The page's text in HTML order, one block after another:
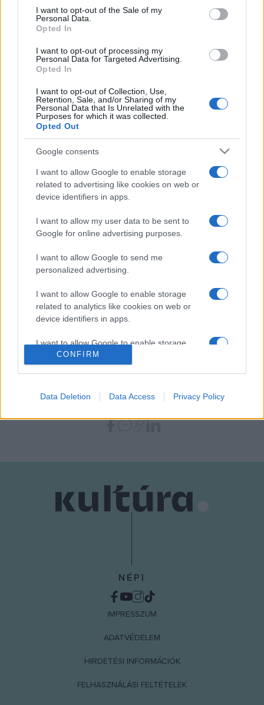
consent section.
I want to opt-out of the Sale of my
Personal Data.
Opted In
I want to opt-out of processing my
Personal Data for Targeted Advertising.
Opted In
I want to opt-out of Collection, Use,
Retention, Sale, and/or Sharing of my
Personal Data that Is Unrelated with the
Purposes for which it was collected.
Opted Out
Google consents
I want to allow Google to enable storage
related to advertising like cookies on web or
device identifiers in apps.
I want to allow my user data to be sent to
Google for online advertising purposes.
I want to allow Google to send me
personalized advertising.
I want to allow Google to enable storage
related to analytics like cookies on web or
device identifiers in apps.
I want to allow Google to enable storage
related to functionality of the website or app.
related to personalization.
I want to allow Google to enable storage
CONFIRM
Data Deletion Data Access Privacy Policy
A színes fametszet készítés legnagyobb mesterének
tartják, hírnevét igazán ez a műfaj teremtette meg. A 20.
több színes dúcot használ, ettől válik igazán ?domjánivá? az
alkotás. A grafikai dúcok mesteri faragása, a nyomatok
tisztasága, a motívumok sokat sejtető gazdagsága adja
Domján képeinek fő jellegzetességeit. Stílusára jellemző,
hogy bár soha nem tagadja meg a figuralitást, mégis egyéni
módon elvonatkoztat. Művei rendkívül dekoratívak, ízesek,
ugyanakkor gazdag tartalmat hordoznak.
Motívumaiban felfedezhetjük a természeti kincsek
gazdagságát, a népi faragások világát és az ősi kultúrák
üzenetét. Domján műveiben vizuálisan megvalósul a "bartóki
modell" a természet és a hagyomány minden időben
jelenlevő szintézise, amely örökérvényű értékeket hordoz.
A kiállítás helye: Aranytíz Művelődési Központ, 1051.
A kiállítás ideje: 2007. január 22. - február 22.
Nyitva tartás: az intézmény egyéb programjaival azonos
NÉPI
IMPRESSZUM
ADATVÉDELEM
HIRDETÉSI INFORMÁCIÓK
FELHASZNÁLÁSI FELTÉTELEK